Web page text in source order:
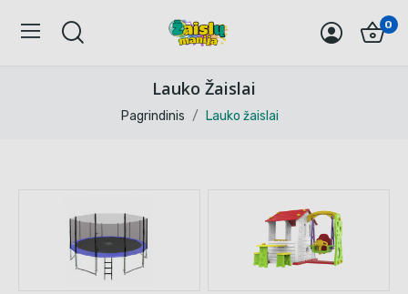
0
Lauko Žaislai
Pagrindinis Lauko žaislai